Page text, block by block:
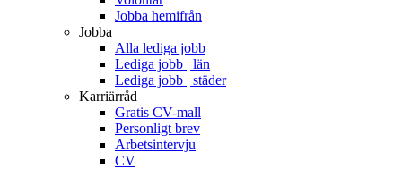
Jobba hemifrån
Jobba
Alla lediga jobb
Lediga jobb | län
Lediga jobb | städer
Karriärråd
Gratis CV-mall
Personligt brev
Arbetsintervju
CV